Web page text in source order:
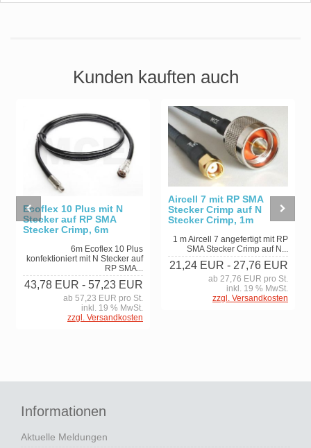
Kunden kauften auch
Ecoflex 10 Plus mit N
Stecker auf RP SMA
Stecker Crimp, 6m
6m Ecoflex 10 Plus
konfektioniert mit N Stecker auf
RP SMA...
43,78 EUR - 57,23 EUR
ab 57,23 EUR pro St.
inkl. 19 % MwSt.
zzgl. Versandkosten
Aircell 7 mit RP SMA
Stecker Crimp auf N
Stecker Crimp, 1m
1 m Aircell 7 angefertigt mit RP
SMA Stecker Crimp auf N...
21,24 EUR - 27,76 EUR
ab 27,76 EUR pro St.
inkl. 19 % MwSt.
zzgl. Versandkosten
Informationen
Aktuelle Meldungen